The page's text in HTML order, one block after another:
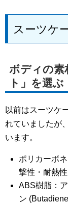
スーツケ
ボディの素
ト」を選ぶ
以前はスーツケ
れていましたが
います。
ポリカーボ
撃性・耐熱
ABS樹脂：
ン